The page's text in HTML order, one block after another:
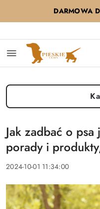
Przejdź do treści
Przejdź do
Przejdź do moje
Przejdź do menu
Przejdź do stopki
DARMOWA
Jak zadbać o
porady i
2024-10-01 11:34:00